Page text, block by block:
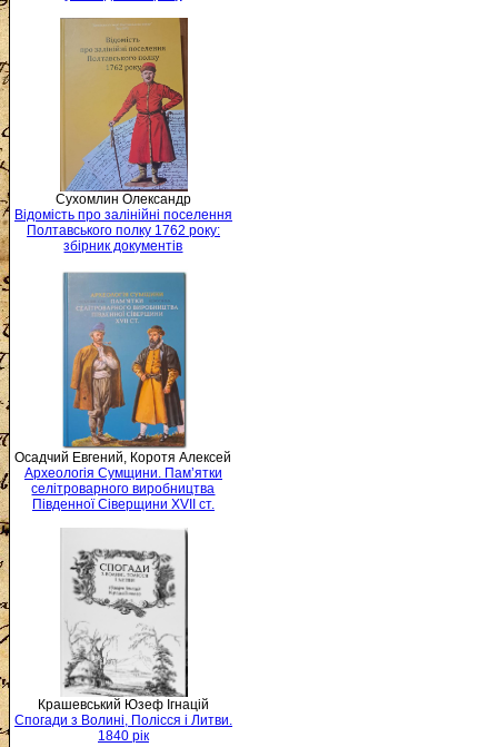
Сухомлин Олександр
Відомість про залінійні поселення
Полтавського полку 1762 року:
збірник документів
Осадчий Евгений, Коротя Алексей
Археологія Сумщини. Пам’ятки
селітроварного виробництва
Південної Сіверщини XVII ст.
Крашевський Юзеф Ігнацій
Спогади з Волині, Полісся і Литви.
1840 рік